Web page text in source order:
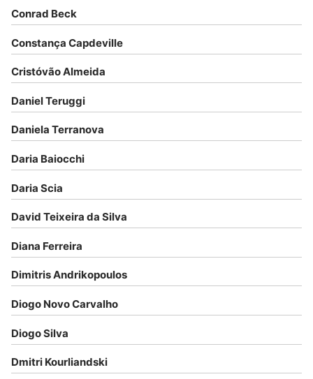
Conrad Beck
Constança Capdeville
Cristóvão Almeida
Daniel Teruggi
Daniela Terranova
Daria Baiocchi
Daria Scia
David Teixeira da Silva
Diana Ferreira
Dimitris Andrikopoulos
Diogo Novo Carvalho
Diogo Silva
Dmitri Kourliandski